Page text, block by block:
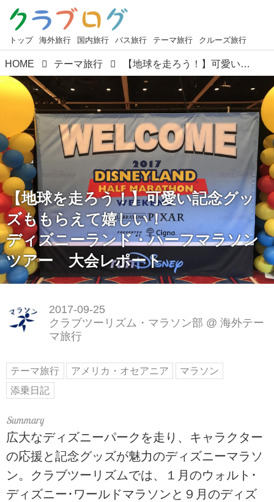
トップ 海外旅行 国内旅行 バス旅行 テーマ旅行 クルーズ旅行
HOME テーマ旅行 【地球を走ろう！】可愛い記念グッズももらえて嬉しい！ ディズニーランド・ハーフマラソンツアー 大会レポート
【地球を走ろう！】可愛い記念グッ
ズももらえて嬉しい！
ディズニーランド・ハーフマラソン
ツアー 大会レポート
2017-09-25
クラブツーリズム・マラソン部 @ 海外テー
マ旅行
テーマ旅行 アメリカ・オセアニア
マラソン
添乗日記
広大なディズニーパークを走り、キャラクター
の応援と記念グッズが魅力のディズニーマラソ
ン。クラブツーリズムでは、１月のウォルト･
ディズニー･ワールドマラソンと９月のディズ